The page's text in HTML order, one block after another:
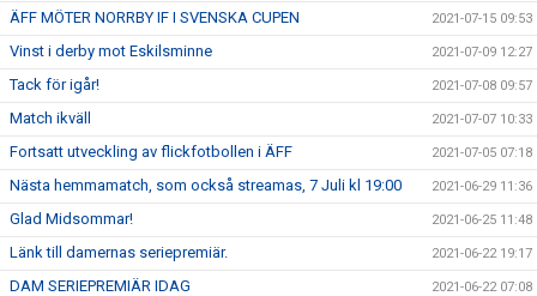
ÄFF MÖTER NORRBY IF I SVENSKA CUPEN 2021-07-15 09:53
Vinst i derby mot Eskilsminne 2021-07-09 12:27
Tack för igår! 2021-07-08 09:57
Match ikväll 2021-07-07 10:33
Fortsatt utveckling av flickfotbollen i ÄFF 2021-07-05 07:18
Nästa hemmamatch, som också streamas, 7 Juli kl 19:00 2021-06-29 11:36
Glad Midsommar! 2021-06-25 11:48
Länk till damernas seriepremiär. 2021-06-22 19:17
DAM SERIEPREMIÄR IDAG 2021-06-22 07:08